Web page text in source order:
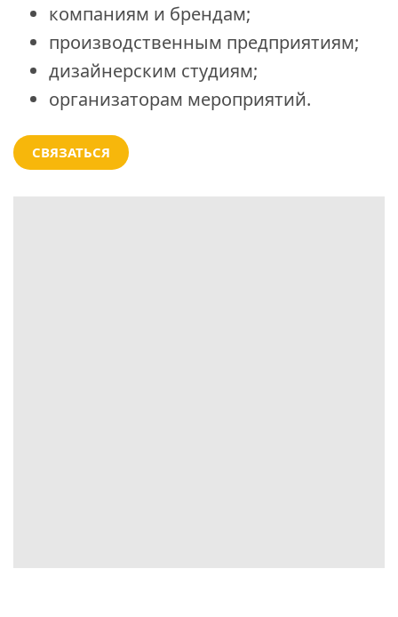
компаниям и брендам;
производственным предприятиям;
дизайнерским студиям;
организаторам мероприятий.
СВЯЗАТЬСЯ